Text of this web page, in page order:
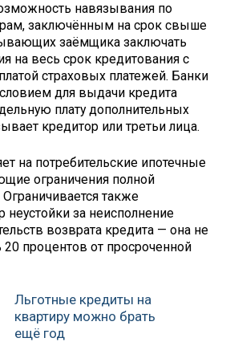
навязывания по
заключённым на срок свыше
заёмщика заключать
на весь срок кредитования с
страховых платежей. Банки
для выдачи кредита
плату дополнительных
кредитор или третьи лица.
на потребительские ипотечные
ограничения полной
также
за неисполнение
возврата кредита — она не
процентов от просроченной
Льготные кредиты на
квартиру можно брать
ещё год